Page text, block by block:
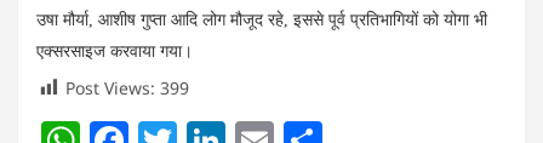
उषा मौर्या, आशीष गुप्ता आदि लोग मौजूद रहे, इससे पूर्व प्रतिभागियों को योगा भी
एक्सरसाइज करवाया गया।
Post Views: 399